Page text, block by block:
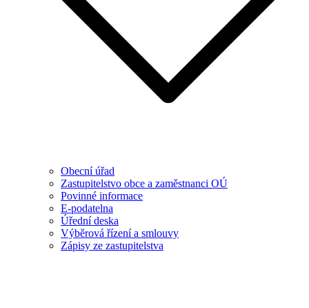
Obecní úřad
Zastupitelstvo obce a zaměstnanci OÚ
Povinné informace
E-podatelna
Úřední deska
Výběrová řízení a smlouvy
Zápisy ze zastupitelstva